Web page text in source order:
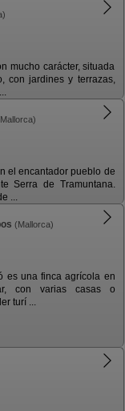
mucho carácter, situada
con jardines y terrazas,
el encantador pueblo de
Serra de Tramuntana.
...
(Mallorca)
es una finca agrícola en
con varias casas o
turí ...